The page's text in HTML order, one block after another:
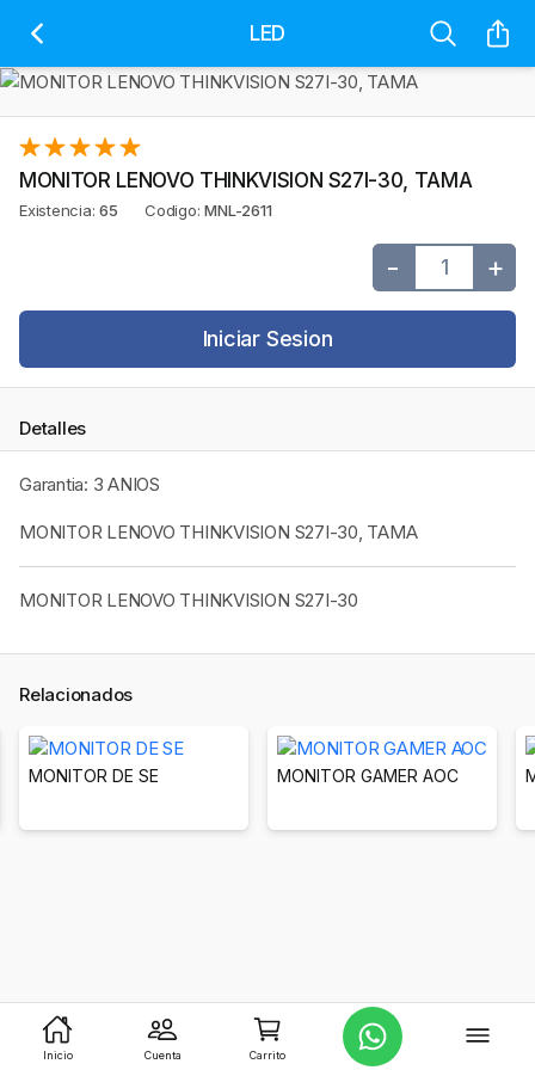
LED
MONITOR LENOVO THINKVISION S27I-30, TAMA
Existencia:65 Codigo:MNL-2611
- +
Iniciar Sesion
Detalles
Garantia: 3 ANIOS
MONITOR LENOVO THINKVISION S27I-30, TAMA
MONITOR LENOVO THINKVISION S27I-30
Relacionados
MONITOR DE SE MONITOR GAMER AOC
Inicio Cuenta Carrito